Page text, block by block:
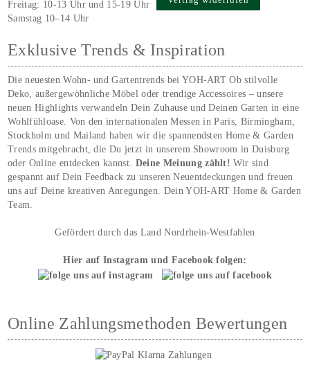
Freitag: 10-13 Uhr und 15-19 Uhr
Samstag 10–14 Uhr
Exklusive Trends & Inspiration
Die neuesten Wohn- und Gartentrends bei YOH‑ART Ob stilvolle
Deko, außergewöhnliche Möbel oder trendige Accessoires – unsere
neuen Highlights verwandeln Dein Zuhause und Deinen Garten in eine
Wohlfühloase. Von den internationalen Messen in Paris, Birmingham,
Stockholm und Mailand haben wir die spannendsten Home & Garden
Trends mitgebracht, die Du jetzt in unserem Showroom in Duisburg
oder Online entdecken kannst. Deine Meinung zählt!Wir sind
gespannt auf Dein Feedback zu unseren Neuentdeckungen und freuen
uns auf Deine kreativen Anregungen. Dein YOH‑ART Home & Garden
Team.
Gefördert durch das Land Nordrhein-Westfahlen
Hier auf Instagram und Facebook folgen:
Online Zahlungsmethoden Bewertungen